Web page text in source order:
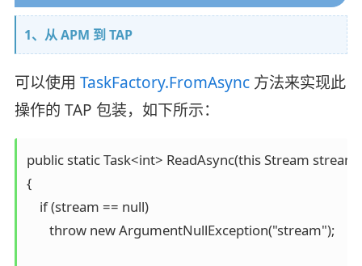
1、从 APM 到 TAP
可以使用 TaskFactory.FromAsync方法来实现此
操作的 TAP 包装，如下所示：
public static Task<int> ReadAsync(this Stream
{
    if (stream == null)
       throw new ArgumentNullException("stream");